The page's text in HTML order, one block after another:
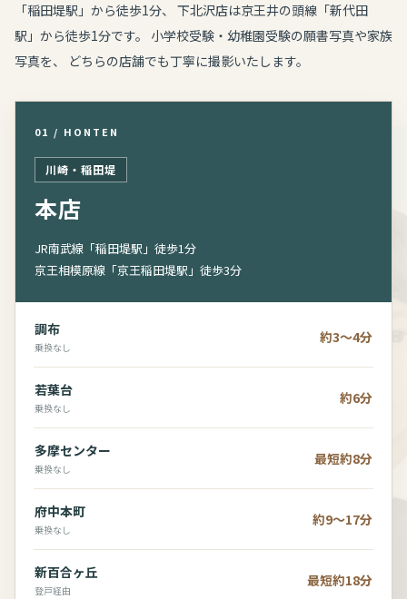
「稲田堤駅」から徒歩1分、 下北沢店は京王井の頭線「新代田
駅」から徒歩1分です。 小学校受験・幼稚園受験の願書写真や家族
写真を、 どちらの店舗でも丁寧に撮影いたします。
01 / HONTEN
川崎・稲田堤
本店
JR南武線「稲田堤駅」徒歩1分
京王相模原線「京王稲田堤駅」徒歩3分
調布
乗換なし
約3～4分
若葉台
乗換なし
約6分
多摩センター
乗換なし
最短約8分
府中本町
乗換なし
約9～17分
新百合ヶ丘
登戸経由
最短約18分